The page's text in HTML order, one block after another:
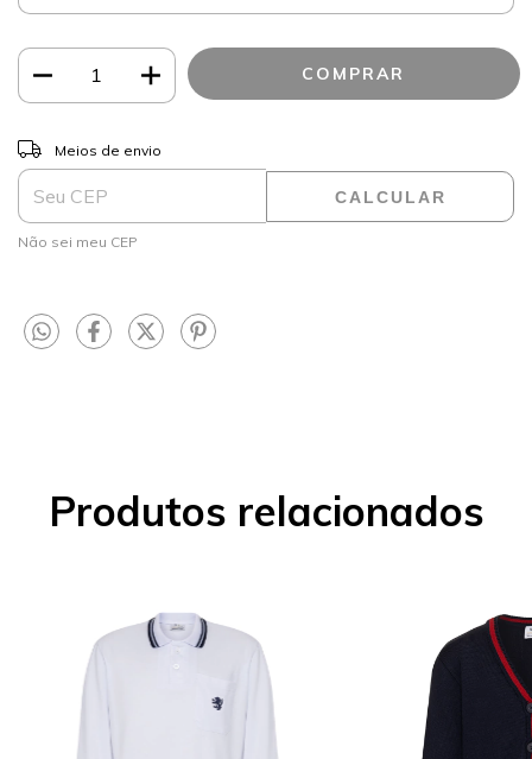
Entregas para o CEP:
Meios de envio
CALCULAR
Não sei meu CEP
Produtos relacionados